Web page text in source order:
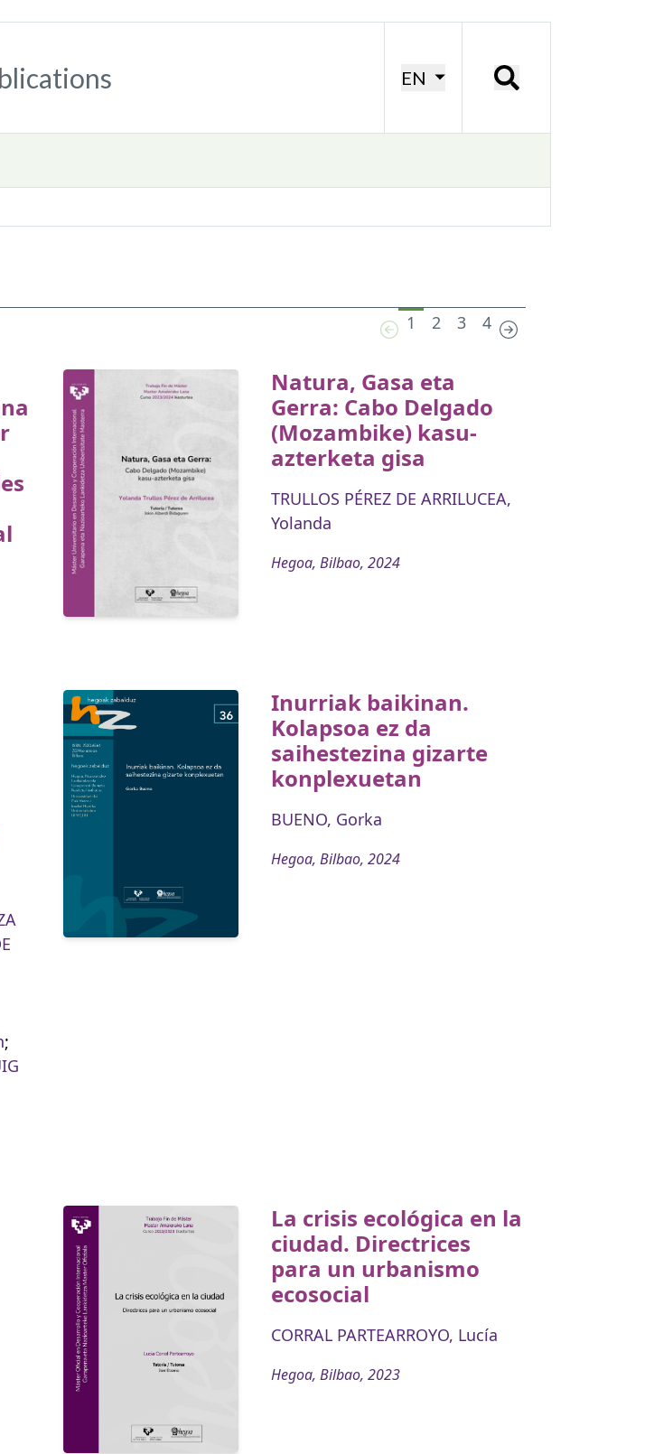
EN
1 2 3 4
Natura, Gasa eta
Gerra: Cabo Delgado
(Mozambike) kasu-
azterketa gisa
TRULLOS PÉREZ DE ARRILUCEA,
Yolanda
Hegoa, Bilbao, 2024
;
Inurriak baikinan.
Kolapsoa ez da
saihestezina gizarte
konplexuetan
BUENO, Gorka
Hegoa, Bilbao, 2024
La crisis ecológica en la
ciudad. Directrices
para un urbanismo
ecosocial
CORRAL PARTEARROYO, Lucía
Hegoa, Bilbao, 2023